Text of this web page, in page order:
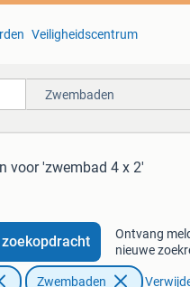
Veiligheidscentrum
Zwembaden
voor 'zwembad 4 x 2'
Ontvang
nieuwe
Zwembaden